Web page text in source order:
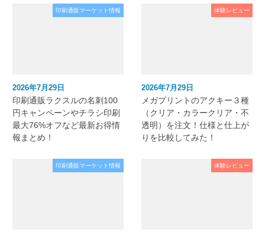
印刷通販マーケット情報
2026年7月29日
印刷通販ラクスルの名刺100
円キャンペーンやチラシ印刷
最大76%オフなど最新お得情
報まとめ！
体験レビュー
2026年7月29日
メガプリントのアクキー３種
（クリア・カラークリア・不
透明）を注文！仕様と仕上が
りを比較してみた！
印刷通販マーケット情報 体験レビュー